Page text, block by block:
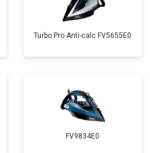
Turbo Pro Anti-calc FV5655E0
FV9834E0